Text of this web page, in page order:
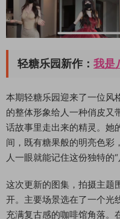
轻糖乐园新作： 我是
本期轻糖乐园迎来了一位
的整体形象给人一种俏皮又
话故事里走出来的精灵。她
间，既有糖果般的明亮色彩
人一眼就能记住这份独特的“
这次更新的图集，拍摄主题
开。主要场景选在了一个光
充满复古感的咖啡馆角落。